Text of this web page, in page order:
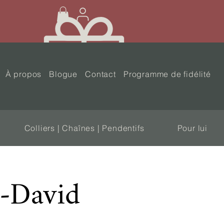
À propos Blogue Contact Programme de fidélité
Colliers | Chaînes | Pendentifs Pour lui